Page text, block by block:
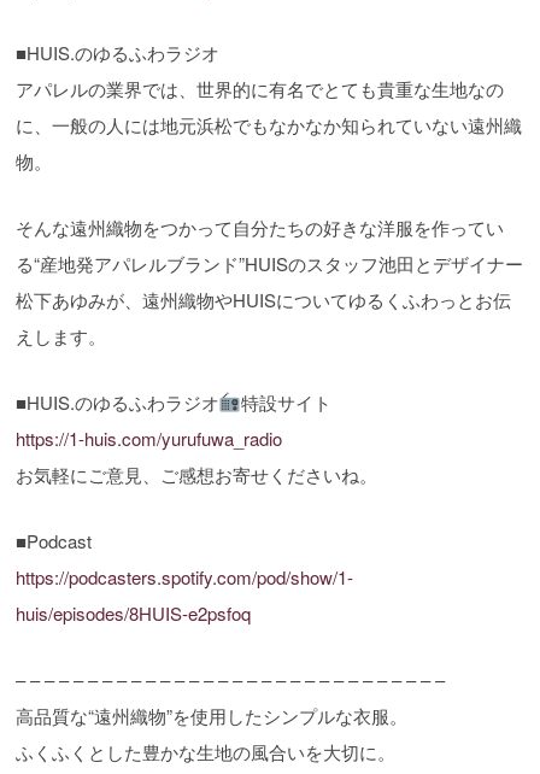
■HUIS.のゆるふわラジオ
アパレルの業界では、世界的に有名でとても貴重な生地なの
に、一般の人には地元浜松でもなかなか知られていない遠州織
物。
そんな遠州織物をつかって自分たちの好きな洋服を作ってい
る“産地発アパレルブランド”HUISのスタッフ池田とデザイナー
松下あゆみが、遠州織物やHUISについてゆるくふわっとお伝
えします。
■HUIS.のゆるふわラジオ
特設サイト
https://1-huis.com/yurufuwa_radio
お気軽にご意見、ご感想お寄せくださいね。
■Podcast
https://podcasters.spotify.com/pod/show/1-
huis/episodes/8HUIS-e2psfoq
– – – – – – – – – – – – – – – – – – – – – – – – – – – – – –
高品質な“遠州織物”を使用したシンプルな衣服。
ふくふくとした豊かな生地の風合いを大切に。